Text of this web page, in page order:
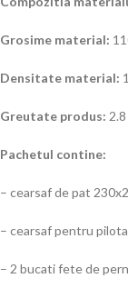
Grosime material:
Densitate material:
Greutate produs:
Pachetul contine:
– cearsaf de pat
– cearsaf pentru
– 2 bucati fete de